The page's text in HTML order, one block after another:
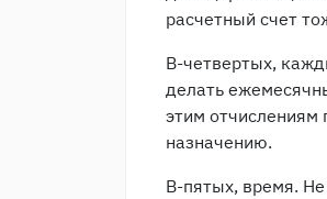
расчетный счет
В-четвертых,
делать
этим отчислениям
назначению.
В-пятых, время.